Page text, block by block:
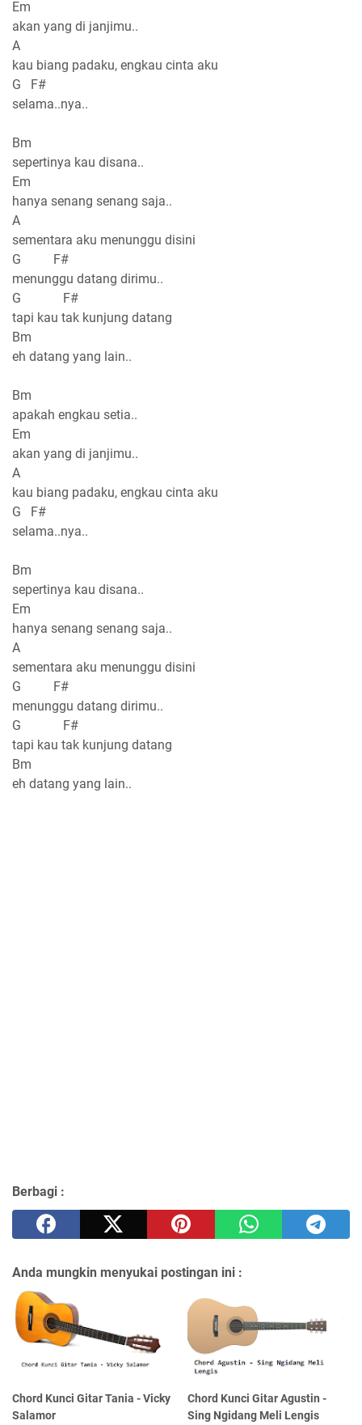
Em
akan yang di janjimu..
A
kau biang padaku, engkau cinta aku
G F#
selama..nya..
Bm
sepertinya kau disana..
Em
hanya senang senang saja..
A
sementara aku menunggu disini
G F#
menunggu datang dirimu..
G F#
tapi kau tak kunjung datang
Bm
eh datang yang lain..
Bm
apakah engkau setia..
Em
akan yang di janjimu..
A
kau biang padaku, engkau cinta aku
G F#
selama..nya..
Bm
sepertinya kau disana..
Em
hanya senang senang saja..
A
sementara aku menunggu disini
G F#
menunggu datang dirimu..
G F#
tapi kau tak kunjung datang
Bm
eh datang yang lain..
Berbagi :
Anda mungkin menyukai postingan ini :
Chord Kunci Gitar Tania - Vicky
Salamor
Chord Kunci Gitar Agustin -
Sing Ngidang Meli Lengis